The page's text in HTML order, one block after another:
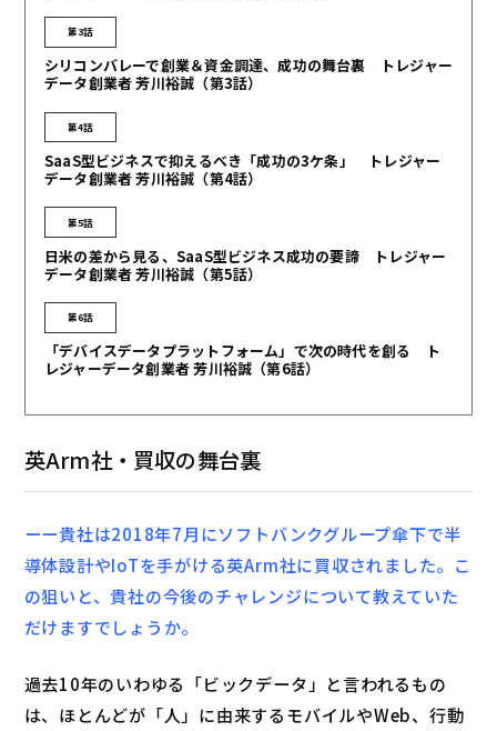
第3話
シリコンバレーで創業＆資金調達、成功の舞台裏 トレジャー
データ創業者 芳川裕誠（第3話）
第4話
SaaS型ビジネスで抑えるべき「成功の3ケ条」 トレジャー
データ創業者 芳川裕誠（第4話）
第5話
日米の差から見る、SaaS型ビジネス成功の要諦 トレジャー
データ創業者 芳川裕誠（第5話）
第6話
「デバイスデータプラットフォーム」で次の時代を創る ト
レジャーデータ創業者 芳川裕誠（第6話）
英Arm社・買収の舞台裏
ーー貴社は2018年7月にソフトバンクグループ傘下で半
導体設計やIoTを手がける英Arm社に買収されました。こ
の狙いと、貴社の今後のチャレンジについて教えていた
だけますでしょうか。
過去10年のいわゆる「ビックデータ」と言われるもの
は、ほとんどが「人」に由来するモバイルやWeb、行動